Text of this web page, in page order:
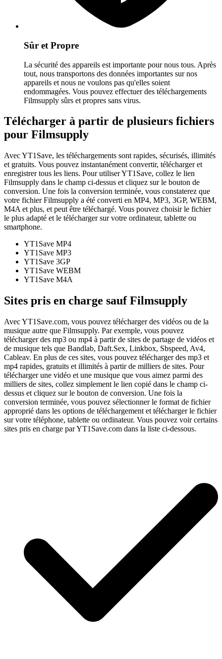
Sûr et Propre
La sécurité des appareils est importante pour nous tous. Après
tout, nous transportons des données importantes sur nos
appareils et nous ne voulons pas qu'elles soient
endommagées. Vous pouvez effectuer des téléchargements
Filmsupply sûrs et propres sans virus.
Télécharger à partir de plusieurs fichiers
pour Filmsupply
Avec YT1Save, les téléchargements sont rapides, sécurisés, illimités
et gratuits. Vous pouvez instantanément convertir, télécharger et
enregistrer tous les liens. Pour utiliser YT1Save, collez le lien
Filmsupply dans le champ ci-dessus et cliquez sur le bouton de
conversion. Une fois la conversion terminée, vous constaterez que
votre fichier Filmsupply a été converti en MP4, MP3, 3GP, WEBM,
M4A et plus, et peut être téléchargé. Vous pouvez choisir le fichier
le plus adapté et le télécharger sur votre ordinateur, tablette ou
smartphone.
YT1Save MP4
YT1Save MP3
YT1Save 3GP
YT1Save WEBM
YT1Save M4A
Sites pris en charge sauf Filmsupply
Avec YT1Save.com, vous pouvez télécharger des vidéos ou de la
musique autre que Filmsupply. Par exemple, vous pouvez
télécharger des mp3 ou mp4 à partir de sites de partage de vidéos et
de musique tels que Bandlab, Daft.Sex, Linkbox, Sbspeed, Av4,
Cableav. En plus de ces sites, vous pouvez télécharger des mp3 et
mp4 rapides, gratuits et illimités à partir de milliers de sites. Pour
télécharger une vidéo et une musique que vous aimez parmi des
milliers de sites, collez simplement le lien copié dans le champ ci-
dessus et cliquez sur le bouton de conversion. Une fois la
conversion terminée, vous pouvez sélectionner le format de fichier
approprié dans les options de téléchargement et télécharger le fichier
sur votre téléphone, tablette ou ordinateur. Vous pouvez voir certains
sites pris en charge par YT1Save.com dans la liste ci-dessous.